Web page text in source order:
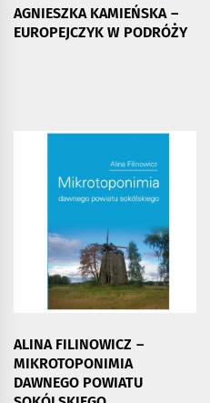
AGNIESZKA KAMIEŃSKA –
EUROPEJCZYK W PODRÓŻY
ALINA FILINOWICZ –
MIKROTOPONIMIA
DAWNEGO POWIATU